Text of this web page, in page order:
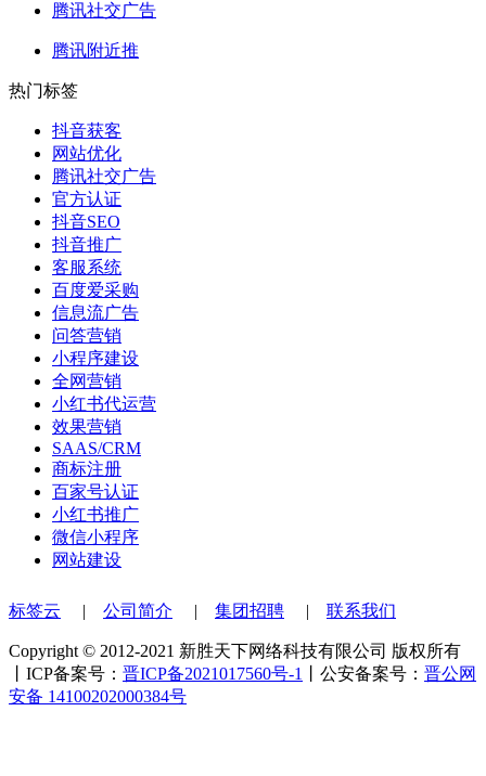
腾讯社交广告
腾讯附近推
热门标签
抖音获客
网站优化
腾讯社交广告
官方认证
抖音SEO
抖音推广
客服系统
百度爱采购
信息流广告
问答营销
小程序建设
全网营销
小红书代运营
效果营销
SAAS/CRM
商标注册
百家号认证
小红书推广
微信小程序
网站建设
标签云 公司简介 集团招聘 联系我们
Copyright © 2012-2021 新胜天下网络科技有限公司 版权所有
丨ICP备案号： 晋ICP备2021017560号-1 丨公安备案号： 晋公网
安备 14100202000384号